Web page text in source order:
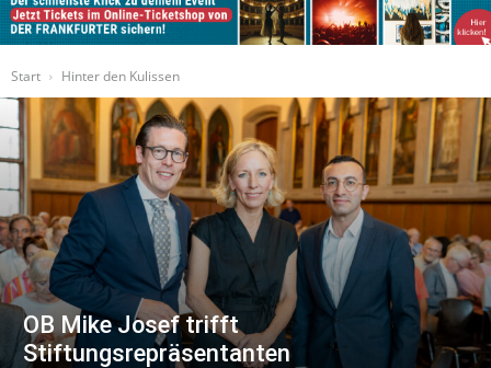
Start
Hinter den Kulissen
OB Mike Josef trifft
Stiftungsrepräsentanten